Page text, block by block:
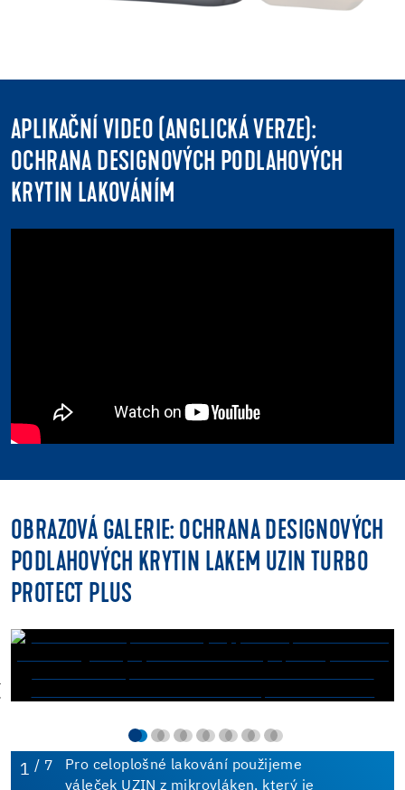
APLIKAČNÍ VIDEO (ANGLICKÁ VERZE):
OCHRANA DESIGNOVÝCH PODLAHOVÝCH
KRYTIN LAKOVÁNÍM
OBRAZOVÁ GALERIE: OCHRANA DESIGNOVÝCH
PODLAHOVÝCH KRYTIN LAKEM UZIN TURBO
PROTECT PLUS
1 / 7
Pro celoplošné lakování použijeme
váleček UZIN z mikrovláken, který je